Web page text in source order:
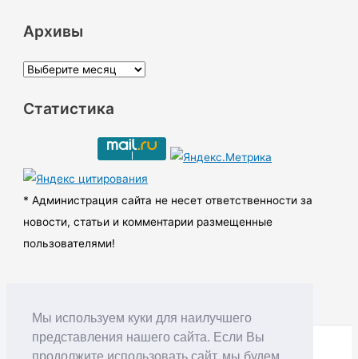
Мы используем куки для наилучшего
представления нашего сайта. Если Вы
Архивы
А
х
ы
Статистика
* Администрация сайта не несет ответственности за
новости, статьи и комментарии размещенные
пользователями!